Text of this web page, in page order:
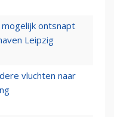
ontsnapt
Leipzig
vluchten naar